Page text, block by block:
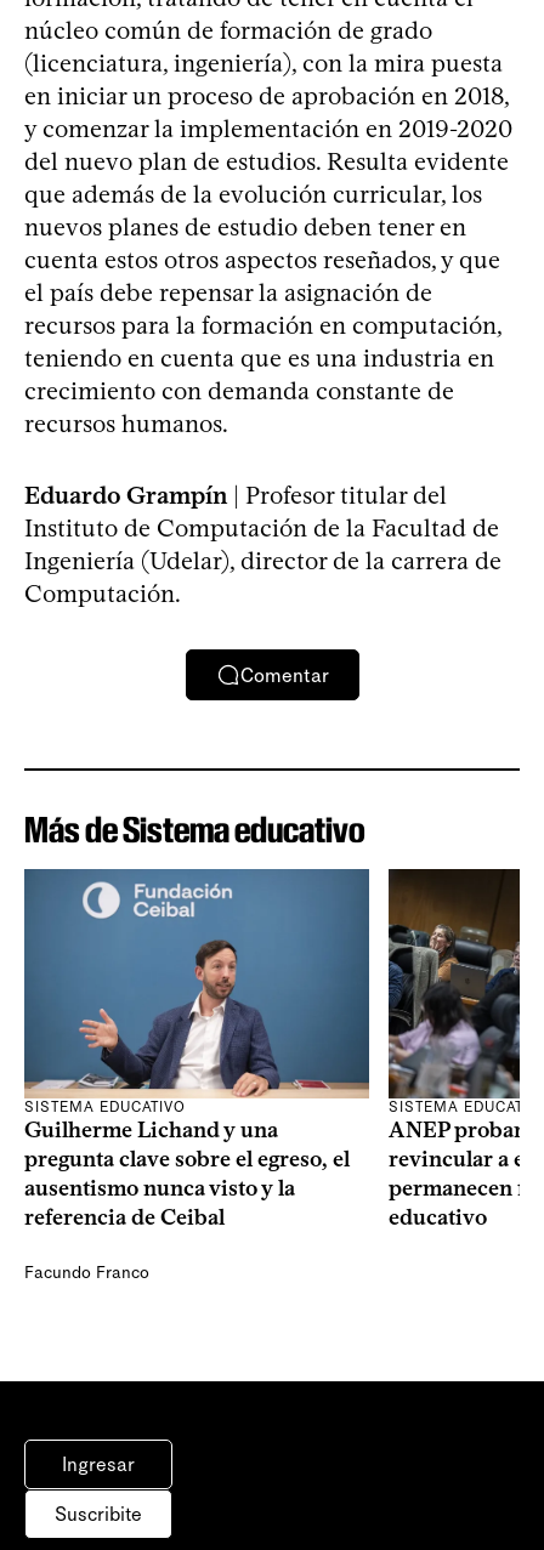
núcleo común de formación de grado
(licenciatura, ingeniería), con la mira puesta
en iniciar un proceso de aprobación en 2018,
y comenzar la implementación en 2019-2020
del nuevo plan de estudios. Resulta evidente
que además de la evolución curricular, los
nuevos planes de estudio deben tener en
cuenta estos otros aspectos reseñados, y que
el país debe repensar la asignación de
recursos para la formación en computación,
teniendo en cuenta que es una industria en
crecimiento con demanda constante de
recursos humanos.
Eduardo Grampín| Profesor titular del
Instituto de Computación de la Facultad de
Ingeniería (Udelar), director de la carrera de
Computación.
Comentar
Más de Sistema educativo
SISTEMA EDUCATIVO
Guilherme Lichand y una
pregunta clave sobre el egreso, el
ausentismo nunca visto y la
referencia de Ceibal
Facundo Franco
SISTEMA
ANEP probará
revincular a
permanecen
educativo
Ingresar
Suscribite